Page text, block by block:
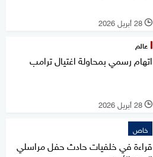
l 28 أبريل 2026
عالم
اتهام رسمي بمحاولة اغتيال ترامب
l 28 أبريل 2026
خاص
قراءة في خلفيات حادث حفل مراسلي